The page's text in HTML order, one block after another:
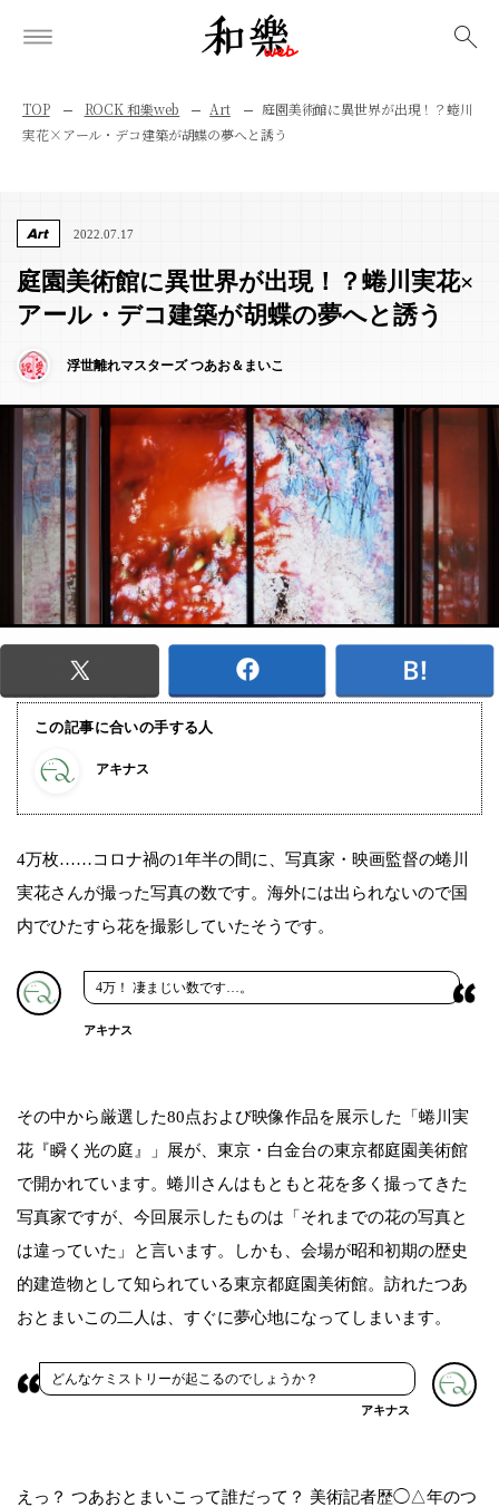
TOP ROCK 和樂web Art
庭園美術館に異世界が出現！？蜷川
実花×アール・デコ建築が胡蝶の夢へと誘う
Art 2022.07.17
庭園美術館に異世界が出現！？蜷川実花×
アール・デコ建築が胡蝶の夢へと誘う
浮世離れマスターズ つあお＆まいこ
この記事に合いの手する人
アキナス
4万枚……コロナ禍の1年半の間に、写真家・映画監督の蜷川
実花さんが撮った写真の数です。海外には出られないので国
内でひたすら花を撮影していたそうです。
4万！ 凄まじい数です…。
アキナス
その中から厳選した80点および映像作品を展示した「蜷川実
花『瞬く光の庭』」展が、東京・白金台の東京都庭園美術館
で開かれています。蜷川さんはもともと花を多く撮ってきた
写真家ですが、今回展示したものは「それまでの花の写真と
は違っていた」と言います。しかも、会場が昭和初期の歴史
的建造物として知られている東京都庭園美術館。訪れたつあ
おとまいこの二人は、すぐに夢心地になってしまいます。
どんなケミストリーが起こるのでしょうか？
アキナス
えっ？ つあおとまいこって誰だって？ 美術記者歴◯△年のつ